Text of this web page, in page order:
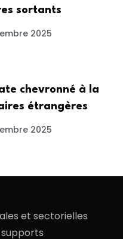
sortants
2025
chevronné à la
étrangères
2025
et sectorielles